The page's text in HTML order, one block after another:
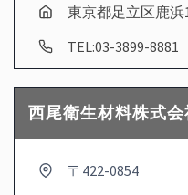
東京都足立区鹿浜
TEL:03-3899-8881
西尾衛生材料株式
〒422-0854